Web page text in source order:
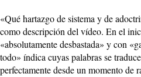
«Qué hartazgo de sistema y de
como descripción del vídeo. En el
«absolutamente desbastada» y con
todo» índica cuyas palabras se
perfectamente desde un momento de